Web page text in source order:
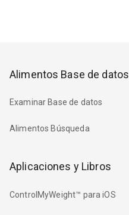
Alimentos Base de datos
Examinar Base de datos
Alimentos Búsqueda
Aplicaciones y Libros
ControlMyWeight™ para iOS